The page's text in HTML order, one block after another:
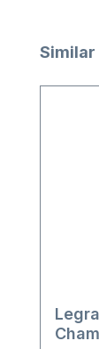
Similar